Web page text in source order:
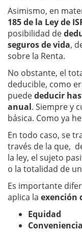
Asimismo, en
185 de la Ley de
posibilidad de
seguros de vida,
sobre la Renta.
No obstante, el
deducible, como
puedededucir
anual. Siempre y
básica. Como ya
En todo caso, se
través de la que,
la ley, el sujeto
o la totalidad de
Es importante
aplica la exención
Equidad
Conveniencia